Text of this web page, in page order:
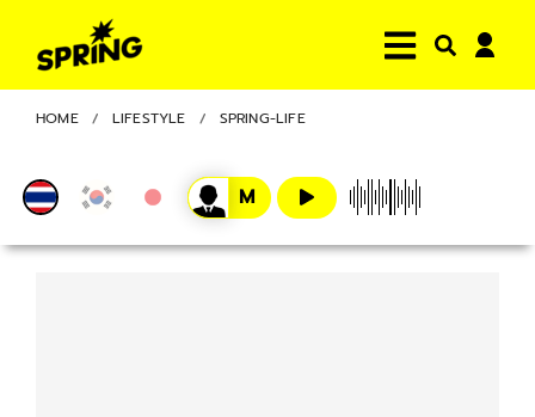
HOME LIFESTYLE SPRING-LIFE